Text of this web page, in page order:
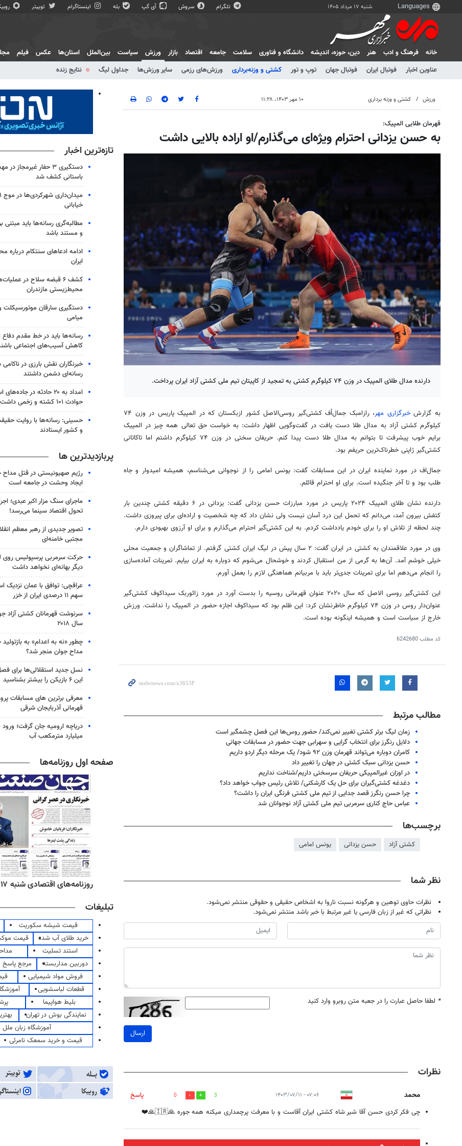
شنبه ۱۷ مرداد ۱۴۰۵ تلگرام سروش آی گپ بله اینستاگرام توییتر
خانه فرهنگ و ادب هنر دين، حوزه، انديشه دانشگاه و فناوری سلامت جامعه اقتصاد بازار
ورزش
عناوین اخبار
فوتبال ایران فوتبال جهان توپ و تور کشتی و وزنه‌برداری ورزش‌های رزمی سایر ورزش‌ها جداول لیگ نتایج زنده
سیاست بین‌الملل استان‌ها عکس فیلم
ورزش کشتی و وزنه برداری ۱۰ مهر ۱۴۰۳، ۱۱:۲۸
قهرمان طلایی المپیک:
به حسن یزدانی احترام ویژه‌ای می‌گذارم/او اراده‌ بالایی داشت
دارنده مدال طلای المپیک در وزن ۷۴ کیلوگرم کشتی به تمجید از کاپیتان تیم ملی کشتی آزاد ایران پرداخت.
به گزارشخبرگزاری مهر
، رازامبک جمال‌اُف کشتی‌گیر روسی‌الاصل کشور ازبکستان که در المپیک پاریس در وزن ۷۴
کیلوگرم کشتی آزاد به مدال طلا دست یافت در گفت‌وگویی اظهار داشت: به خواست حق تعالی همه چیز در المپیک
برایم خوب پیشرفت تا بتوانم به مدال طلا دست پیدا کنم. حریفان سختی در وزن ۷۴ کیلوگرم داشتم اما تاکاتانی
کشتی‌گیر ژاپنی خطرناک‌ترین حریفم بود.
جمال‌اف در مورد نماینده ایران در این مسابقات گفت: یونس امامی را از نوجوانی می‌شناسم، همیشه امیدوار و جاه
طلب بود و تا آخر جنگیده است. برای او احترام قائلم.
دارنده نشان طلای المپیک ۲۰۲۴ پاریس در مورد مبارزات حسن یزدانی گفت: یزدانی در ۶ دقیقه کشتی چندین بار
کتفش بیرون آمد، می‌دانم که تحمل این درد آسان نیست ولی نشان داد که چه شخصیت و اراده‌ای برای پیروزی داشت.
چند لحظه از تلاش او را برای خودم یادداشت کردم. به این کشتی‌گیر احترام می‌گذارم و برای او آرزوی بهبودی دارم.
وی در مورد علاقمندان به کشتی در ایران گفت: ۲ سال پیش در لیگ ایران کشتی گرفتم. از تماشاگران و جمعیت محلی
خیلی خوشم آمد. آن‌ها به گرمی از من استقبال کردند و خوشحال می‌شوم که دوباره به ایران بیایم. تمرینات آماده‌سازی
را انجام می‌دهم اما برای تمرینات جدی‌تر باید با مربیانم هماهنگی لازم را بعمل آورم.
این کشتی‌گیر روسی الاصل که سال ۲۰۲۰ عنوان قهرمانی روسیه را بدست آورد در مورد زائوربک سیداکوف کشتی‌گیر
عنوان‌دار روس در وزن ۷۴ کیلوگرم خاطرنشان کرد: این ظلم بود که سیداکوف اجازه حضور در المپیک را نداشت. ورزش
خارج از سیاست است و همیشه اینگونه بوده است.
کد مطلب6242680
مطالب مرتبط
زمان لیگ برتر کشتی تغییر نمی‌کند/ حضور روس‌ها این فصل چشمگیر است
دلایل رنگرز برای انتخاب گرایی و سهرابی جهت حضور در مسابقات جهانی
کامران دوباره می‌تواند قهرمان وزن ۹۲ شود/ یک مرحله دیگر اردو داریم
حسن یزدانی سبک کشتی در جهان را تغییر داد
در اوزان غیرالمپیکی حریفان سرسختی داریم/شناخت نداریم
دغدغه کشتی‌گیران برای حل یک کارشکنی/ تلاش رئیس جواب خواهد داد؟
چرا حسن رنگرز قصد جدایی از تیم ملی کشتی فرنگی ایران را داشت؟
عباس حاج کناری سرمربی تیم ملی کشتی آزاد نوجوانان شد
برچسب‌ها
کشتی آزاد حسن یزدانی یونس امامی
نظر شما
نظرات حاوی توهین و هرگونه نسبت ناروا به اشخاص حقیقی و حقوقی منتشر نمی‌شود.
نظراتی که غیر از زبان فارسی یا غیر مرتبط با خبر باشد منتشر نمی‌شود.
* لطفا حاصل عبارت را در جعبه متن روبرو وارد کنید
ارسال
نظرات
محمد ۰۷:۰۶ - ۱۴۰۳/۰۷/۱۱ 3
0
پاسخ
چی فکر کردی حسن آقا شیر شاه کشتی ایران آقاست و با معرفت پرچمداری میکنه همه جوره 🙏🇮🇷🙏❤️
تازه‌ترین اخبار
باستانی کشف شد
خیابانی
مطالبه‌گری رسانه‌ها باید مبتنی
و مستند باشد
ادامه ادعاهای سنتکام درباره
ایران
کشف ۶ قبضه سلاح در
محیط‌زیستی مازندران
میامی
رسانه‌ها باید در خط مقدم
کاهش آسیب‌های اجتماعی
خبرنگاران نقش بارزی در ناکامی
رسانه‌ای دشمن داشتند
امداد به ۲۰ حادثه در
حوادث ۱۰۱ کشته و زخمی داشت
حسینی: رسانه‌ها با روایت
و کشور ایستادند
پربازدیدترین ها
رژیم صهیونیستی در قتل مداح
ایجاد وحشت در جامعه است
ماجرای سنگ مزار اکبر عبدی؛
تحول اقتصاد سینما می‌رسد!
تصویر جدیدی از رهبر معظم
مجتبی خامنه‌ای
حرکت سرمربی پرسپولیس روی لبه
دیگر بهانه‌ای نخواهد داشت
عراقچی: توافق با عمان
سهم ۱۱ درصدی ایران از خزر
سرنوشت قهرمانان کشتی آزاد
سال ۲۰۱۸
چطور «نه به اعدام» به
مداح جوان منجر شد؟
نسل جدید استقلالی‌ها برای
این ۶ بازیکن را بیشتر بشناسید
معرفی برترین های مسابقات
قهرمانی آذربایجان شرقی
میلیارد مترمکعب آب
صفحه اول روزنامه‌ها
روزنامه‌های ورزشی شنبه ۱۷ مرداد ۱۴۰۵ روزنامه‌های صبح شنبه ۱۷ مرداد ۱۴۰۵ روزنامه‌های اقتصادی شنبه ۱۷ مرداد ۱۴۰۵
تبلیغات
قیمت شیشه سکوریت
خرید طلای آب شده
قیمت
استند تسلیت
دوربین مداربسته
مرجع پاسخ
فروش مواد شیمیایی
قطعات لباسشویی
بلیط هواپیما
نمایندگی بوش در تهران
آموزشگاه زبان ملل
قیمت و خرید سمعک نامرئی